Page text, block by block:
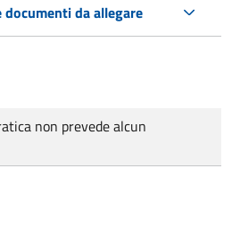
da allegare
non prevede alcun